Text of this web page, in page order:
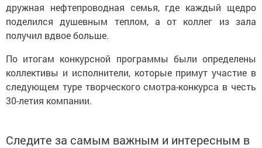
дружная нефтепроводная семья, где каждый щедро
поделился душевным теплом, а от коллег из зала
получил вдвое больше.
По итогам конкурсной программы были определены
коллективы и исполнители, которые примут участие в
следующем туре творческого смотра-конкурса в честь
30-летия компании.
Следите за самым важным и интересным в